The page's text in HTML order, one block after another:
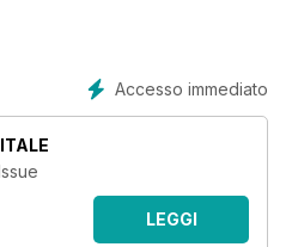
cans, Kudos Cardea speakers
Lesurf, Steve Harris and, from
Accesso immediato
LEGGI